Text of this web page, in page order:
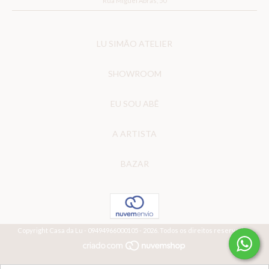
LU SIMÃO ATELIER
SHOWROOM
EU SOU ABÊ
A ARTISTA
BAZAR
Copyright Casa da Lu - 09494966000105 - 2026. Todos os direitos reservados.